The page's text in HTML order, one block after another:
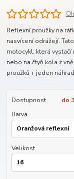
Reflexní proužky na
nasvícení odrážejí.
motocykl, která
nebo na čtyři kola z
proužků + jeden
Dostupnost
do
Barva
Velikost